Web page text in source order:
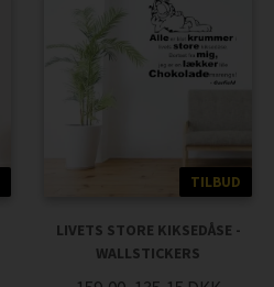
TILBUD
LIVETS STORE KIKSEDÅSE -
WALLSTICKERS